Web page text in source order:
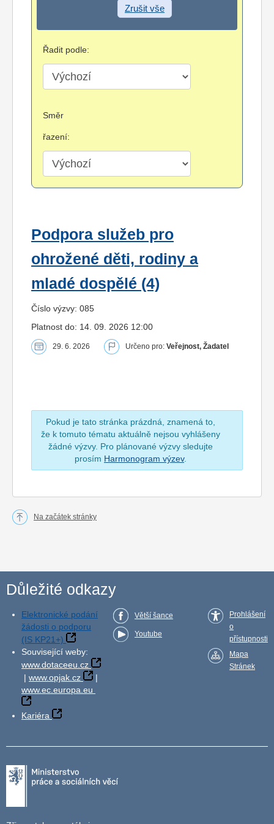
Zrušit vše
Řadit podle:
Směr
řazení:
Podpora služeb pro
ohrožené děti, rodiny a
mladé dospělé (4)
Číslo výzvy: 085
Platnost do: 14. 09. 2026 12:00
29. 6. 2026 Určeno pro: Veřejnost, Žadatel
Pokud je tato stránka prázdná, znamená to,
že k tomuto tématu aktuálně nejsou vyhlášeny
žádné výzvy. Pro plánované výzvy sledujte
prosím Harmonogram výzev.
Na začátek stránky
Důležité odkazy
Elektronické podání
žádosti o podporu
(IS KP21+)
Související weby:
www.dotaceeu.cz
| www.opjak.cz
|
www.ec.europa.eu
Kariéra
Větší šance
Youtube
Prohlášení
o
přístupnosti
Mapa
Stránek